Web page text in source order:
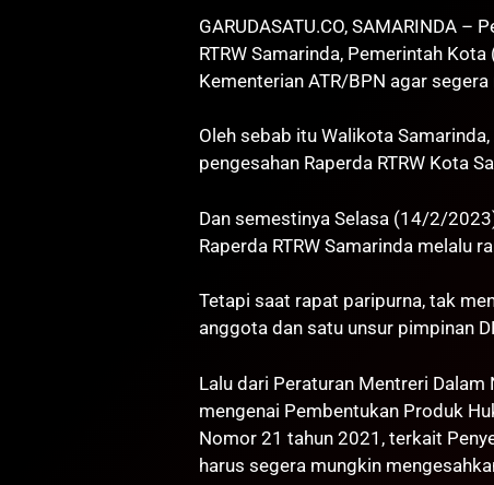
GARUDASATU.CO, SAMARINDA –
RTRW Samarinda, Pemerintah
Kementerian ATR/BPN agar
Oleh sebab itu Walikota
pengesahan Raperda RTRW Kota
Dan semestinya Selasa (14/2/
Raperda RTRW Samarinda melalu
Tetapi saat rapat paripurna, tak
anggota dan satu unsur pimpinan
Lalu dari Peraturan Mentreri
mengenai Pembentukan Produk
Nomor 21 tahun 2021, terkait
harus segera mungkin